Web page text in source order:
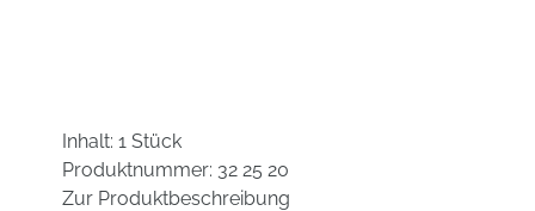
Inhalt: 1 Stück
Produktnummer: 32 25 20
Zur Produktbeschreibung